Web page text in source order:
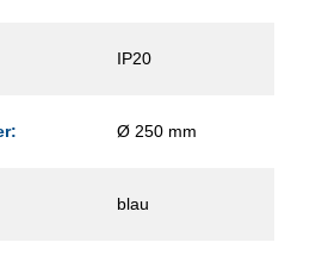
IP20
Ø 250 mm
blau